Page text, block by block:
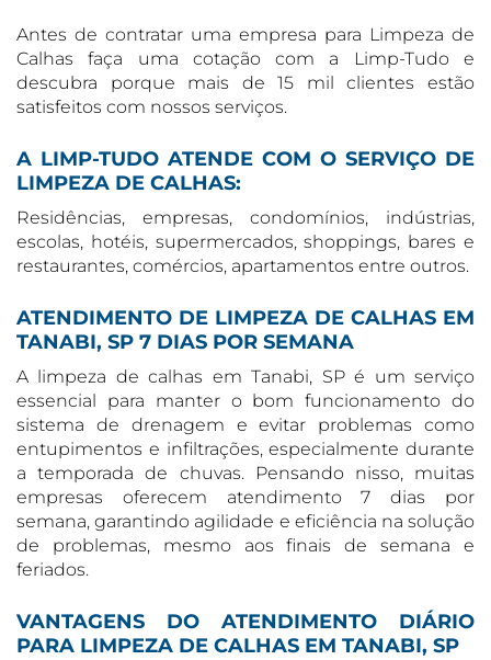
Antes de contratar uma empresa para Limpeza de
Calhas faça uma cotação com a Limp-Tudo e
descubra porque mais de 15 mil clientes estão
satisfeitos com nossos serviços.
A LIMP-TUDO ATENDE COM O SERVIÇO DE
LIMPEZA DE CALHAS:
Residências, empresas, condomínios, indústrias,
escolas, hotéis, supermercados, shoppings, bares e
restaurantes, comércios, apartamentos entre outros.
ATENDIMENTO DE LIMPEZA DE CALHAS EM
TANABI, SP 7 DIAS POR SEMANA
A limpeza de calhas em Tanabi, SP é um serviço
essencial para manter o bom funcionamento do
sistema de drenagem e evitar problemas como
entupimentos e infiltrações, especialmente durante
a temporada de chuvas. Pensando nisso, muitas
empresas oferecem atendimento 7 dias por
semana, garantindo agilidade e eficiência na solução
de problemas, mesmo aos finais de semana e
feriados.
VANTAGENS DO ATENDIMENTO DIÁRIO
PARA LIMPEZA DE CALHAS EM TANABI, SP